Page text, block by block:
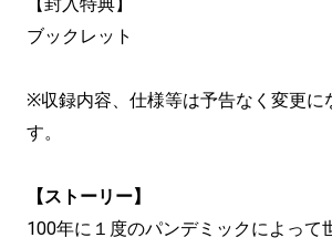
ブックレット
※収録内容、仕様等は予告なく変更に
す。
【ストーリー】
100年に１度のパンデミックによって